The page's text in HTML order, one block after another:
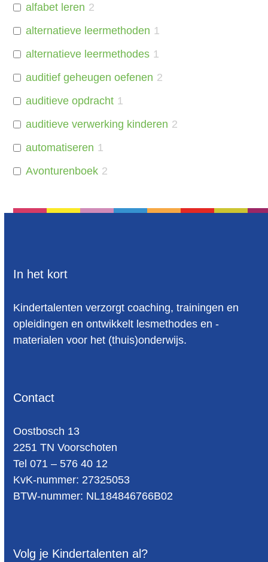
alfabet leren 2
alternatieve leermethoden 1
alternatieve leermethodes 1
auditief geheugen oefenen 2
auditieve opdracht 1
auditieve verwerking kinderen 2
automatiseren 1
Avonturenboek 2
beelddenker 3
beelddenkers
begrijpend lezen oefenen
Begrijpend Lezen Werkbladen
begrijpend tekenen
belevend leren 1
betekenisvol leren 2
In het kort
Kindertalenten verzorgt coaching, trainingen en
opleidingen en ontwikkelt lesmethodes en -
materialen voor het (thuis)onderwijs.
Contact
Oost­bosch 13
2251 TN Voorschoten
Tel 071 – 576 40 12
KvK-nummer: 27325053
BTW-num­mer: NL184846766B02
Volg je Kindertalenten al?